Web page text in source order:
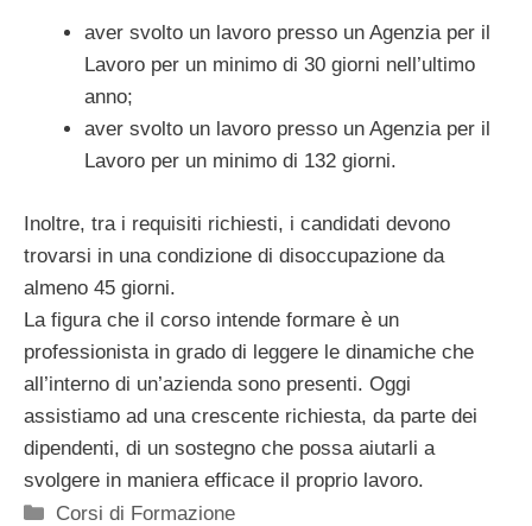
aver svolto un lavoro presso un Agenzia per il
Lavoro per un minimo di 30 giorni nell’ultimo
anno;
aver svolto un lavoro presso un Agenzia per il
Lavoro per un minimo di 132 giorni.
Inoltre, tra i requisiti richiesti, i candidati devono
trovarsi in una condizione di disoccupazione da
almeno 45 giorni.
La figura che il corso intende formare è un
professionista in grado di leggere le dinamiche che
all’interno di un’azienda sono presenti. Oggi
assistiamo ad una crescente richiesta, da parte dei
dipendenti, di un sostegno che possa aiutarli a
svolgere in maniera efficace il proprio lavoro.
Categorie
Corsi di Formazione